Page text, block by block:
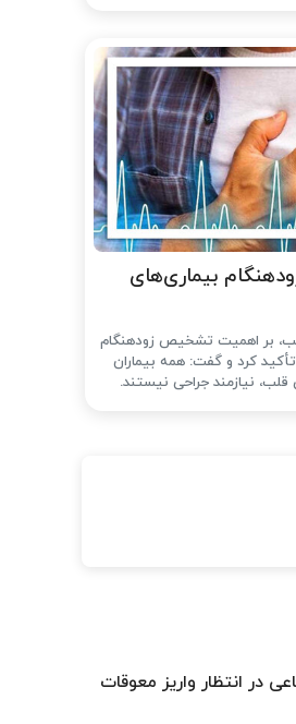
بیماری‌های
بر اهمیت تشخیص زودهنگام
کرد و گفت: همه بیماران
قلب، نیازمند جراحی نیستند.
در انتظار واریز معوقات